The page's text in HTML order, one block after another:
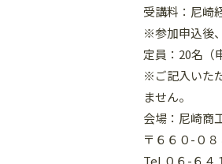
受講料：尼崎
※参加申込後
定員：20名（
※ご記入いた
ません。
会場：尼崎
〒６６０-０
Tel.０６-６４